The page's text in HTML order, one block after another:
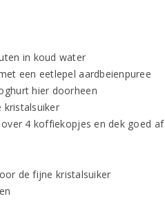
in koud water
een eetlepel aardbeienpuree
hier doorheen
4 koffiekopjes en dek goed af
de fijne kristalsuiker